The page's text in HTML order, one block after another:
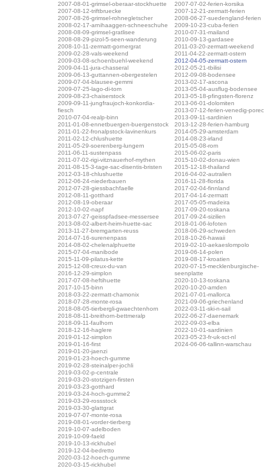
2007-08-01-grimsel-oberaar-stockhuette
2007-08-12-triftbruecke
2007-08-26-grimsel-rohnegletscher
2008-02-17-arnihaaggen-schneeschuhe
2008-08-09-grimsel-gratlisee
2008-08-29-pizol-5-seen-wanderung
2008-10-11-zermatt-gornergrat
2009-02-28-vals-weekend
2009-03-08-schoenbuehl-weekend
2009-04-11-jura-chasseral
2009-06-13-guttannen-obergestelen
2009-07-04-blausee-gemmi
2009-07-25-lago-di-tom
2009-08-23-chaiserstock
2009-09-11-jungfraujoch-konkordia-
fiesch
2010-07-04-realp-binn
2011-01-08-ennetbuergen-buergenstock
2011-01-22-fronalpstock-lavinenkurs
2011-02-12-chlushuette
2011-05-29-soerenberg-lungern
2011-06-11-sustenpass
2011-07-02-rigi-vitznauerhof-mythen
2011-08-15-3-tage-sac-disentis-bristen
2012-03-18-chlushuette
2012-06-24-niederbauen
2012-07-28-giessbachfaelle
2012-08-11-gotthard
2012-08-19-oberaar
2012-10-02-napf
2013-07-27-geisspfadsee-messersee
2013-08-02-albert-heim-huette-sac
2013-11-27-bremgarten-reuss
2014-07-16-surenenpass
2014-08-02-chelenalphuette
2015-07-04-manibode
2015-11-09-pilatus-kette
2015-12-08-creux-du-van
2016-12-29-simplon
2017-07-08-heftihuette
2017-10-15-binn
2018-03-22-zermatt-chamonix
2018-07-28-monte-rosa
2018-08-05-tierbergli-gwaechtenhorn
2018-08-11-breithorn-bettmeralp
2018-09-11-faulhorn
2018-12-16-haglere
2019-01-12-simplon
2019-01-16-first
2019-01-20-jaenzi
2019-01-23-hoech-gumme
2019-02-28-steinalper-jochli
2019-03-02-p-centrale
2019-03-20-stotzigen-firsten
2019-03-23-gotthard
2019-03-24-hoch-gumme2
2019-03-29-rossstock
2019-03-30-glattgrat
2019-07-07-monte-rosa
2019-08-01-vorder-tierberg
2019-10-07-adelboden
2019-10-09-faeld
2019-10-13-rickhubel
2019-12-04-bedretto
2020-03-12-hoech-gumme
2020-03-15-rickhubel
2007-07-02-ferien-korsika
2007-12-21-zermatt-ferien
2008-06-27-suedengland-ferien
2009-10-23-cuba-ferien
2010-07-31-mailand
2010-09-13-gardasee
2011-03-20-zermatt-weekend
2011-04-22-zermatt-ostern
2012-04-05-zermatt-ostern
2012-05-21-tbilisi
2012-09-08-bodensee
2013-02-17-ascona
2013-05-04-ausflug-bodensee
2013-05-18-pfingsten-florenz
2013-06-01-dolomiten
2013-07-12-ferien-venedig-porec
2013-09-11-sardinien
2013-12-28-ferien-hamburg
2014-05-29-amsterdam
2014-08-23-irland
2015-05-08-rom
2015-06-02-paris
2015-10-02-donau-wien
2015-12-18-thailand
2016-04-02-autralien
2016-11-28-florida
2017-02-04-finnland
2017-04-14-zermatt
2017-05-05-madeira
2017-09-20-toskana
2017-09-24-sizilien
2018-01-06-lofoten
2018-06-29-schweden
2018-10-26-hawaii
2019-02-10-aekaeslompolo
2019-06-14-polen
2019-08-17-kroatien
2020-07-15-mecklenburgische-
seenplatte
2020-10-13-toskana
2020-10-20-amden
2021-07-01-mallorca
2021-09-06-griechenland
2022-03-11-ski-n-sail
2022-06-27-daenemark
2022-09-03-elba
2022-10-01-sardinien
2023-05-23-fr-uk-sct-nl
2024-06-06-tallinn-warschau